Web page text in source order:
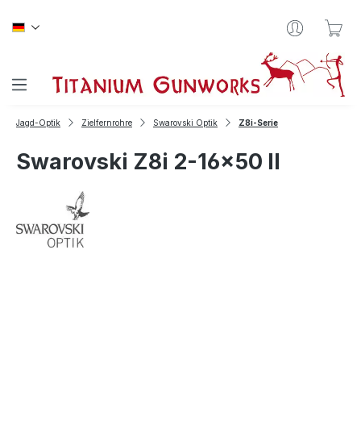
Jagd-Optik Zielfernrohre Swarovski Optik Z8i-Serie
Swarovski Z8i 2-16x50 II